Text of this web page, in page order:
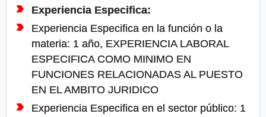
Experiencia Especifica:
Experiencia Especifica en la función o la
materia: 1 año, EXPERIENCIA LABORAL
ESPECIFICA COMO MINIMO EN
FUNCIONES RELACIONADAS AL PUESTO
EN EL AMBITO JURIDICO
Experiencia Especifica en el sector público: 1